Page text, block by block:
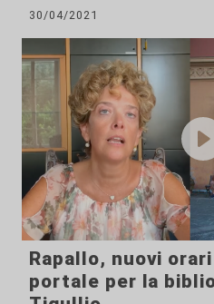
30/04/2021
Rapallo, nuovi
portale per la